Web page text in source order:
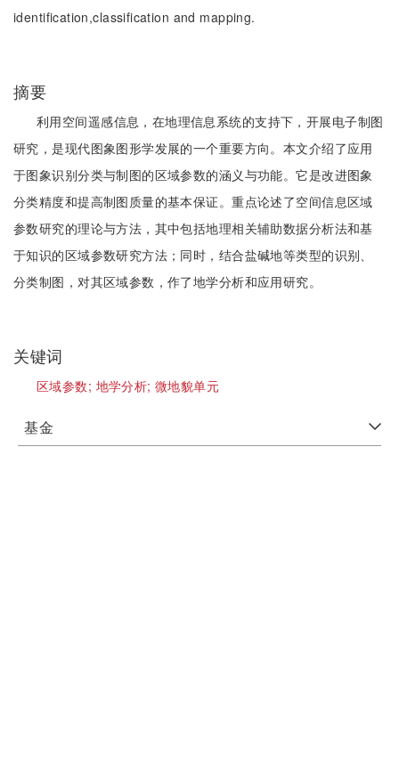
identification,classification and mapping.
摘要
利用空间遥感信息，在地理信息系统的支持下，开展电子制图
研究，是现代图象图形学发展的一个重要方向。本文介绍了应用
于图象识别分类与制图的区域参数的涵义与功能。它是改进图象
分类精度和提高制图质量的基本保证。重点论述了空间信息区域
参数研究的理论与方法，其中包括地理相关辅助数据分析法和基
于知识的区域参数研究方法；同时，结合盐碱地等类型的识别、
分类制图，对其区域参数，作了地学分析和应用研究。
关键词
区域参数; 地学分析;微地貌单元
基金